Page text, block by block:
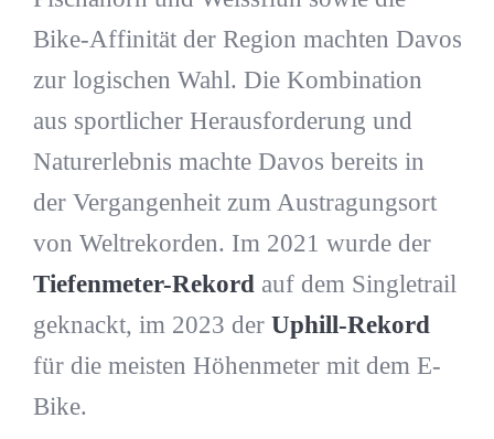
Bike-Affinität der Region machten Davos
zur logischen Wahl. Die Kombination
aus sportlicher Herausforderung und
Naturerlebnis machte Davos bereits in
der Vergangenheit zum Austragungsort
von Weltrekorden. Im 2021 wurde der
Tiefenmeter-Rekordauf dem Singletrail
geknackt, im 2023 der Uphill-Rekord
für die meisten Höhenmeter mit dem E-
Bike.